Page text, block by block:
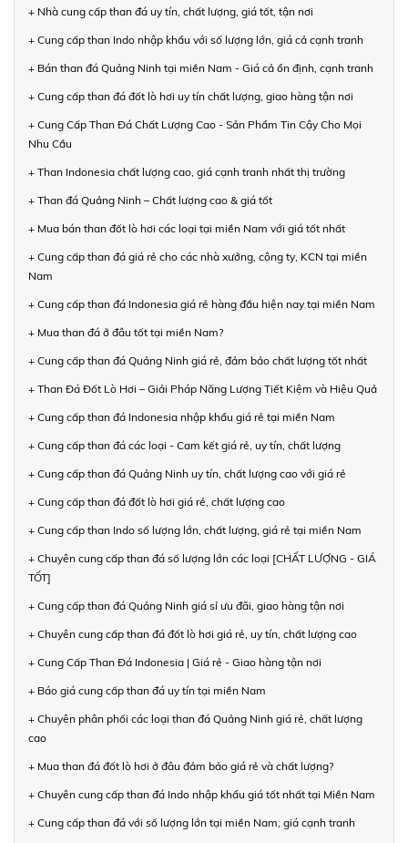
+ Nhà cung cấp than đá uy tín, chất lượng, giá tốt, tận nơi
+ Cung cấp than Indo nhập khẩu với số lượng lớn, giá cả cạnh tranh
+ Bán than đá Quảng Ninh tại miền Nam - Giá cả ổn định, cạnh tranh
+ Cung cấp than đá đốt lò hơi uy tín chất lượng, giao hàng tận nơi
+ Cung Cấp Than Đá Chất Lượng Cao - Sản Phẩm Tin Cậy Cho Mọi
Nhu Cầu
+ Than Indonesia chất lượng cao, giá cạnh tranh nhất thị trường
+ Than đá Quảng Ninh – Chất lượng cao & giá tốt
+ Mua bán than đốt lò hơi các loại tại miền Nam với giá tốt nhất
+ Cung cấp than đá giá rẻ cho các nhà xưởng, công ty, KCN tại miền
Nam
+ Cung cấp than đá Indonesia giá rẻ hàng đầu hiện nay tại miền Nam
+ Mua than đá ở đâu tốt tại miền Nam?
+ Cung cấp than đá Quảng Ninh giá rẻ, đảm bảo chất lượng tốt nhất
+ Than Đá Đốt Lò Hơi – Giải Pháp Năng Lượng Tiết Kiệm và Hiệu Quả
+ Cung cấp than đá Indonesia nhập khẩu giá rẻ tại miền Nam
+ Cung cấp than đá các loại - Cam kết giá rẻ, uy tín, chất lượng
+ Cung cấp than đá Quảng Ninh uy tín, chất lượng cao với giá rẻ
+ Cung cấp than đá đốt lò hơi giá rẻ, chất lượng cao
+ Cung cấp than Indo số lượng lớn, chất lượng, giá rẻ tại miền Nam
+ Chuyên cung cấp than đá số lượng lớn các loại [CHẤT LƯỢNG - GIÁ
TỐT]
+ Cung cấp than đá Quảng Ninh giá sỉ ưu đãi, giao hàng tận nơi
+ Chuyên cung cấp than đá đốt lò hơi giá rẻ, uy tín, chất lượng cao
+ Cung Cấp Than Đá Indonesia | Giá rẻ - Giao hàng tận nơi
+ Báo giá cung cấp than đá uy tín tại miền Nam
+ Chuyên phân phối các loại than đá Quảng Ninh giá rẻ, chất lượng
cao
+ Mua than đá đốt lò hơi ở đâu đảm bảo giá rẻ và chất lượng?
+ Chuyên cung cấp than đá Indo nhập khẩu giá tốt nhất tại Miền Nam
+ Cung cấp than đá với số lượng lớn tại miền Nam, giá cạnh tranh